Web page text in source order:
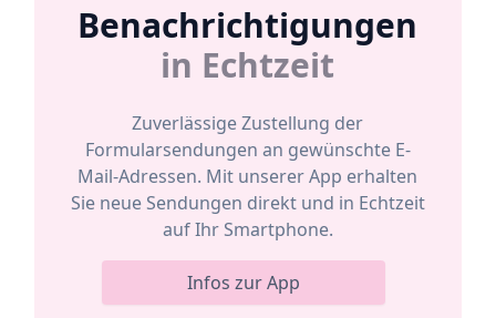
Benachrichtigungen
in Echtzeit
Zuverlässige Zustellung der
Formularsendungen an gewünschte E-
Mail-Adressen. Mit unserer App erhalten
Sie neue Sendungen direkt und in Echtzeit
auf Ihr Smartphone.
Infos zur App